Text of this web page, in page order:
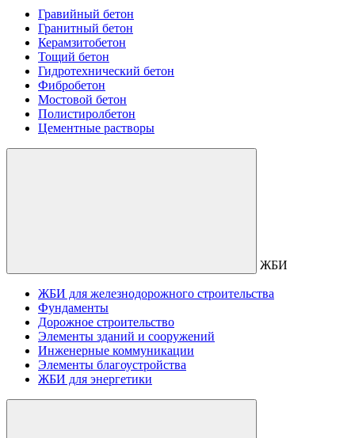
Гравийный бетон
Гранитный бетон
Керамзитобетон
Тощий бетон
Гидротехнический бетон
Фибробетон
Мостовой бетон
Полистиролбетон
Цементные растворы
ЖБИ
ЖБИ для железнодорожного строительства
Фундаменты
Дорожное строительство
Элементы зданий и сооружений
Инженерные коммуникации
Элементы благоустройства
ЖБИ для энергетики